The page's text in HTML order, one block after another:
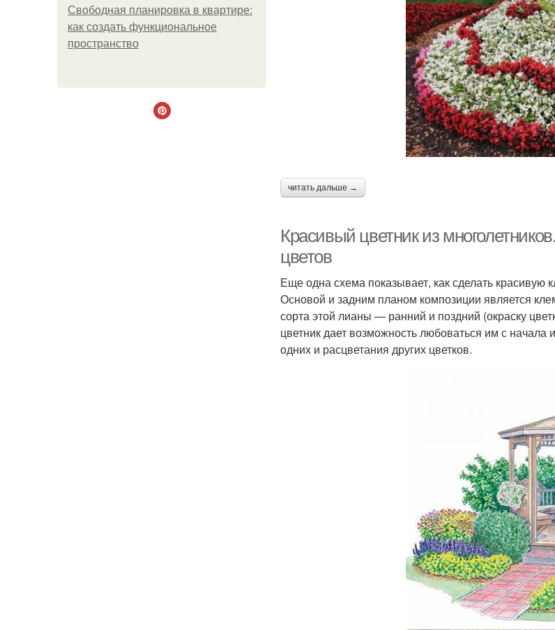
Свободная планировка в квартире:
как создать функциональное
пространство
читать дальше →
Красивый цветник из
цветов
Еще одна схема показывает, как сделать красивую
Основой и задним планом композиции является
сорта этой лианы — ранний и поздний (окраску
цветник дает возможность любоваться им с
одних и расцветания других цветков.